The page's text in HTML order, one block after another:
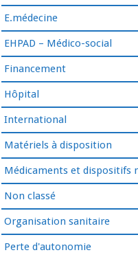
E.médecine
EHPAD – Médico-social
Financement
Hôpital
International
Matériels à disposition
Médicaments et dispositifs
Non classé
Organisation sanitaire
Perte d'autonomie